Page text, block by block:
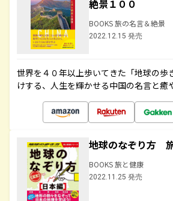
絶景１００
BOOKS 旅の名言＆絶景
2022.12.15 発売
世界を４０年以上歩いてきた「地球の歩
けする、人生を輝かせる中国の名言と癒
地球のなぞり方
BOOKS 旅と健康
2022.11.25 発売